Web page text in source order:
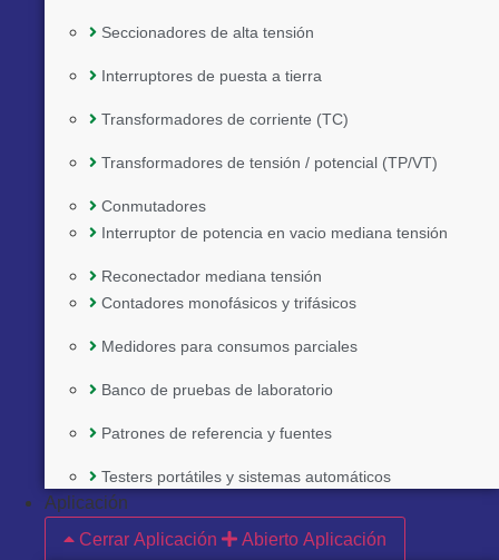
Seccionadores de alta tensión
Interruptores de puesta a tierra
Transformadores de corriente (TC)
Transformadores de tensión / potencial (TP/VT)
Conmutadores
Interruptor de potencia en vacio mediana tensión
Reconectador mediana tensión
Contadores monofásicos y trifásicos
Medidores para consumos parciales
Banco de pruebas de laboratorio
Patrones de referencia y fuentes
Testers portátiles y sistemas automáticos
Aplicación
Cerrar Aplicación
Abierto Aplicación